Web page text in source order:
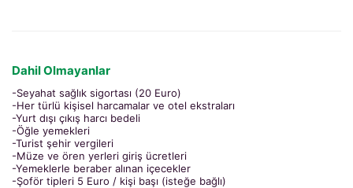
Dahil Olmayanlar
-Seyahat sağlık sigortası (20 Euro)
-Her türlü kişisel harcamalar ve otel ekstraları
-Yurt dışı çıkış harcı bedeli
-Öğle yemekleri
-Turist şehir vergileri
-Müze ve ören yerleri giriş ücretleri
-Yemeklerle beraber alınan içecekler
-Şoför tipleri 5 Euro / kişi başı (isteğe bağlı)